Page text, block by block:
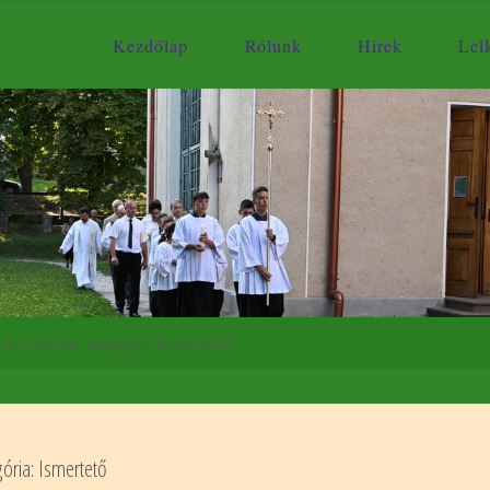
Kezdőlap Rólunk Hírek
Archive for category "Ismertető"
Ismertető